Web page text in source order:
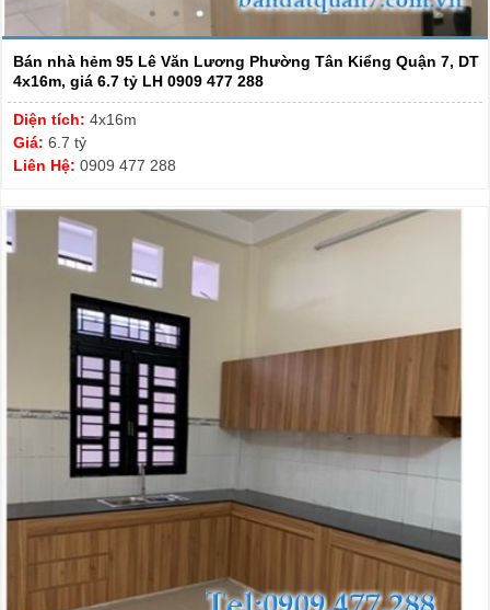
Bán nhà hẻm 95 Lê Văn Lương Phường Tân Kiểng Quận 7, DT
4x16m, giá 6.7 tỷ LH 0909 477 288
Diện tích: 4x16m
Giá: 6.7 tỷ
Liên Hệ: 0909 477 288